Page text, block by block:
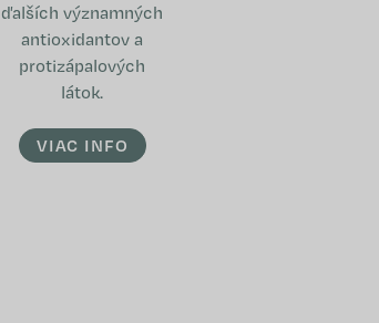
ďalších významných
antioxidantov a
protizápalových
látok.
VIAC INFO